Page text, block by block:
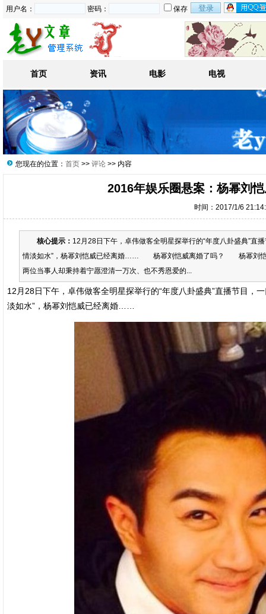
用户名： 密码： 保存
首页 资讯 电影 电视
您现在的位置： 首页 >> 评论 >> 内容
2016年娱乐圈悬案：杨幂刘
时间：2017/1/6
核心提示： 12月28日下午，卓伟做客全明星探举行的“年度八卦盛典”直
情淡如水”，杨幂刘恺威已经离婚…… 杨幂刘恺威离婚了吗？ 杨幂刘恺威
两位当事人却秉持着宁愿澄清一万次、也不秀恩爱的...
12月28日下午，卓伟做客全明星探举行的“年度八卦盛典”直播节目，
淡如水”，杨幂刘恺威已经离婚……